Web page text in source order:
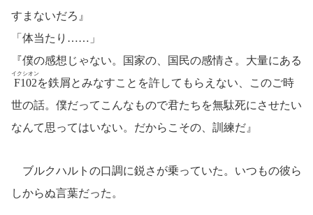
すまないだろ』
「体当たり……」
『僕の感想じゃない。国家の、国民の感情さ。大量にある
F102
イクシオン
を鉄屑とみなすことを許してもらえない、このご時
世の話。僕だってこんなもので君たちを無駄死にさせたい
なんて思ってはいない。だからこその、訓練だ』
ブルクハルトの口調に鋭さが乗っていた。いつもの彼ら
しからぬ言葉だった。